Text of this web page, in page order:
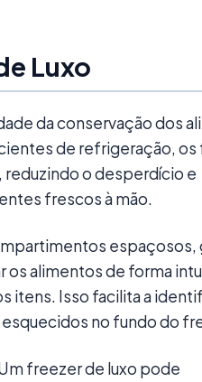
Luxo
da conservação dos
de refrigeração,
reduzindo o desperdício e
frescos à mão.
espaçosos,
os alimentos de forma
itens. Isso facilita a
no fundo do
freezer de luxo pode